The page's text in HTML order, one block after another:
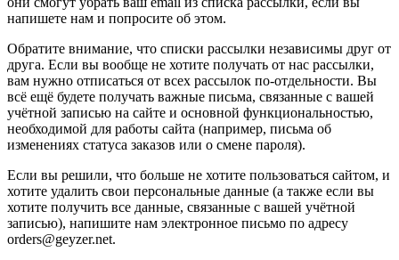
напишете нам и попросите об этом.
Обратите внимание, что списки рассылки независимы друг от
друга. Если вы вообще не хотите получать от нас рассылки,
вам нужно отписаться от всех рассылок по-отдельности. Вы
всё ещё будете получать важные письма, связанные с вашей
учётной записью на сайте и основной функциональностью,
необходимой для работы сайта (например, письма об
изменениях статуса заказов или о смене пароля).
Если вы решили, что больше не хотите пользоваться сайтом, и
хотите удалить свои персональные данные (а также если вы
хотите получить все данные, связанные с вашей учётной
записью), напишите нам электронное письмо по адресу
orders@geyzer.net.